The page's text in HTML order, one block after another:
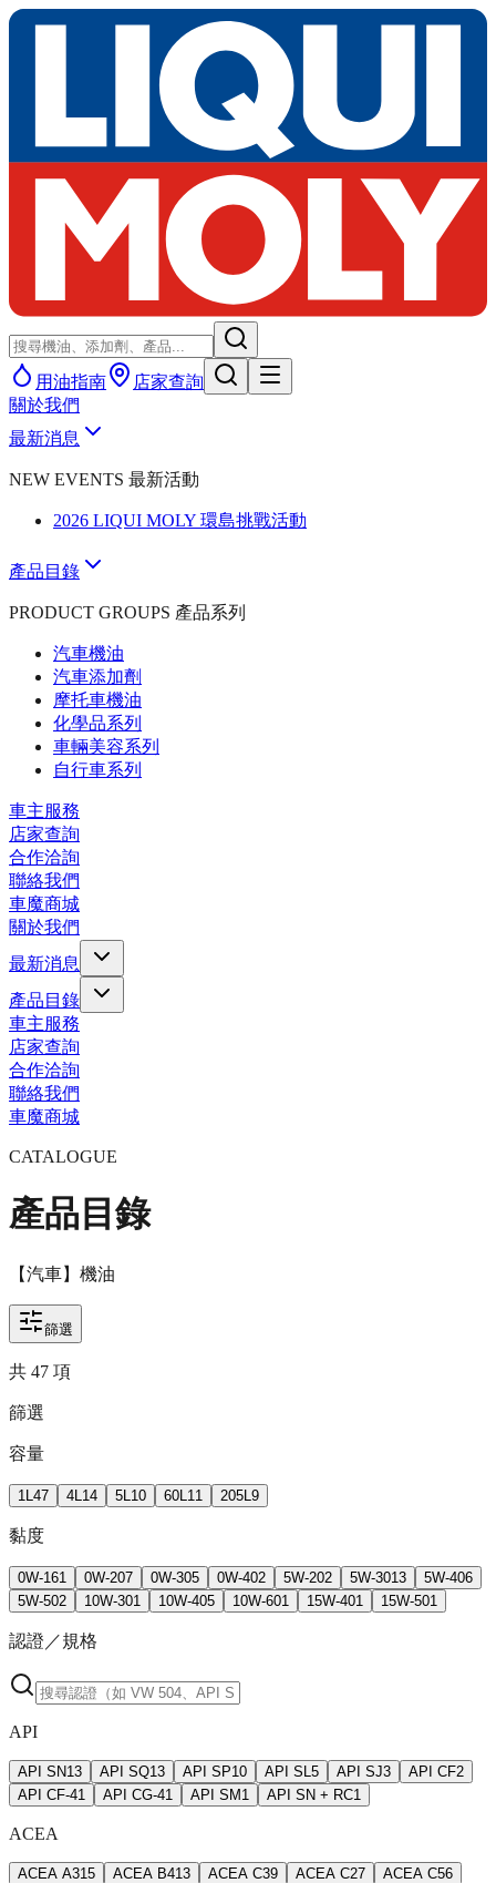
用油指南
店家查詢
關於我們
最新消息
NEW EVENTS 最新活動
2026 LIQUI MOLY 環島挑戰活動
產品目錄
PRODUCT GROUPS 產品系列
汽車機油
汽車添加劑
摩托車機油
化學品系列
車輛美容系列
自行車系列
車主服務
店家查詢
合作洽詢
聯絡我們
車魔商城
關於我們
最新消息
產品目錄
車主服務
店家查詢
合作洽詢
聯絡我們
車魔商城
CATALOGUE
產品目錄
【汽車】機油
篩選
共 47 項
篩選
容量
1L 47 4L 14 5L 10 60L 11 205L 9
黏度
0W-161 0W-207 0W-305 0W-402 5W-202 5W-3013 5W-406
5W-502 10W-301 10W-405 10W-601 15W-401 15W-501
認證／規格
API
API SN13 API SQ13 API SP10 API SL 5 API SJ3 API CF2
API CF-41 API CG-41 API SM 1 API SN + RC1
ACEA
ACEA A315 ACEA B413 ACEA C39 ACEA C27 ACEA C56